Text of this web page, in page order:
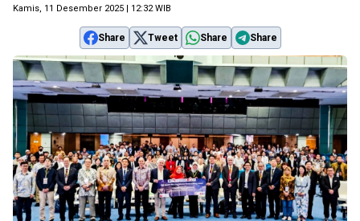
Kamis, 11 Desember 2025 | 12:32 WIB
Share Tweet Share Share